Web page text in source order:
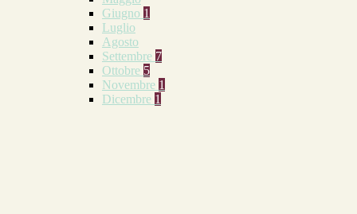
Giugno 1
Luglio
Agosto
Settembre 7
Ottobre 5
Novembre 1
Dicembre 1